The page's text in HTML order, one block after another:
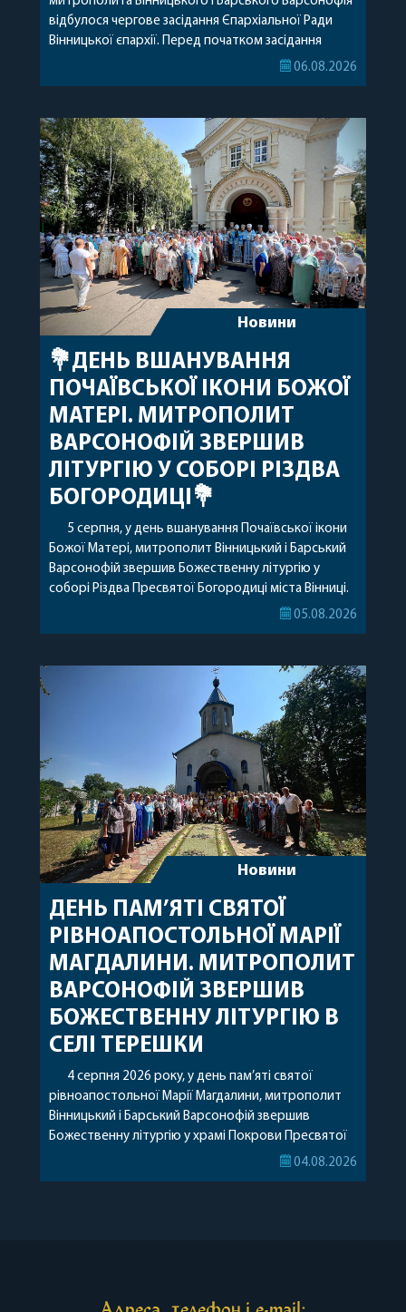
відбулося чергове засідання Єпархіальної Ради
Вінницької єпархії. Перед початком засідання
секретар Єпархіальної Ради від імені членів Ради
побажавши йому міцного здоров’я, Божої
допомоги, миру, духовної радості та
благословенних успіхів у подальшому
архіпастирському служінні. […]
06.08.2026
Новини
💐ДЕНЬ ВШАНУВАННЯ
ПОЧАЇВСЬКОЇ ІКОНИ БОЖОЇ
МАТЕРІ. МИТРОПОЛИТ
ВАРСОНОФІЙ ЗВЕРШИВ
ЛІТУРГІЮ У СОБОРІ РІЗДВА
БОГОРОДИЦІ💐
5 серпня, у день вшанування Почаївської ікони
Божої Матері, митрополит Вінницький і Барський
Варсонофій звершив Божественну літургію у
соборі Різдва Пресвятої Богородиці міста Вінниці.
Його Високопреосвященству співслужили
священному сані. Під час богослужіння підносилися
особливі молитви за мир в Україні, за воїнів, які
05.08.2026
Новини
ДЕНЬ ПАМ’ЯТІ СВЯТОЇ
РІВНОАПОСТОЛЬНОЇ МАРІЇ
МАГДАЛИНИ. МИТРОПОЛИТ
ВАРСОНОФІЙ ЗВЕРШИВ
БОЖЕСТВЕННУ ЛІТУРГІЮ В
СЕЛІ ТЕРЕШКИ
4 серпня 2026 року, у день пам’яті святої
рівноапостольної Марії Магдалини, митрополит
Вінницький і Барський Варсонофій звершив
Божественну літургію у храмі Покрови Пресвятої
Богородиці села Терешки Барського благочиння.
04.08.2026